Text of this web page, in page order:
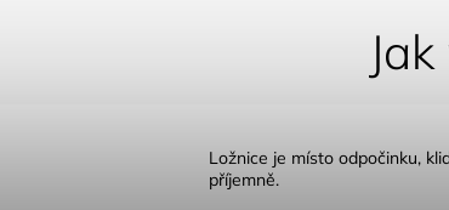
Ložnice je místo odpočinku,
příjemně.